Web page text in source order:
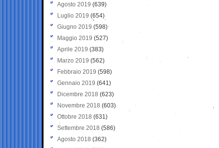
Agosto 2019 (639)
Luglio 2019 (654)
Giugno 2019 (598)
Maggio 2019 (527)
Aprile 2019 (383)
Marzo 2019 (562)
Febbraio 2019 (598)
Gennaio 2019 (641)
Dicembre 2018 (623)
Novembre 2018 (603)
Ottobre 2018 (631)
Settembre 2018 (586)
Agosto 2018 (362)